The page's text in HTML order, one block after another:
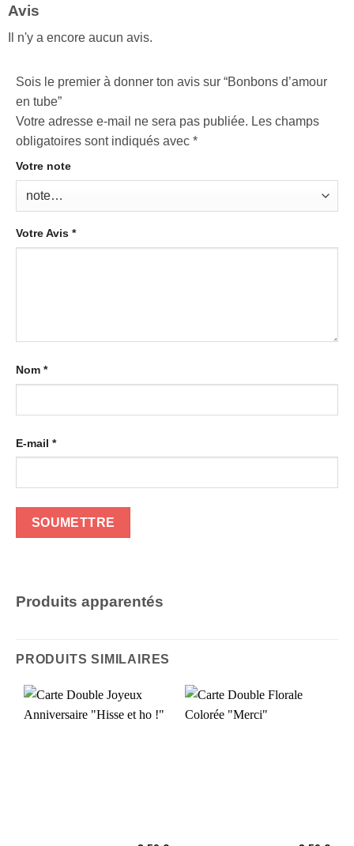
Avis
Il n'y a encore aucun avis.
Sois le premier à donner ton avis sur “Bonbons d’amour
en tube”
Votre adresse e-mail ne sera pas publiée. Les champs
obligatoires sont indiqués avec *
Votre note
Votre Avis *
Nom *
E-mail *
Produits apparentés
PRODUITS SIMILAIRES